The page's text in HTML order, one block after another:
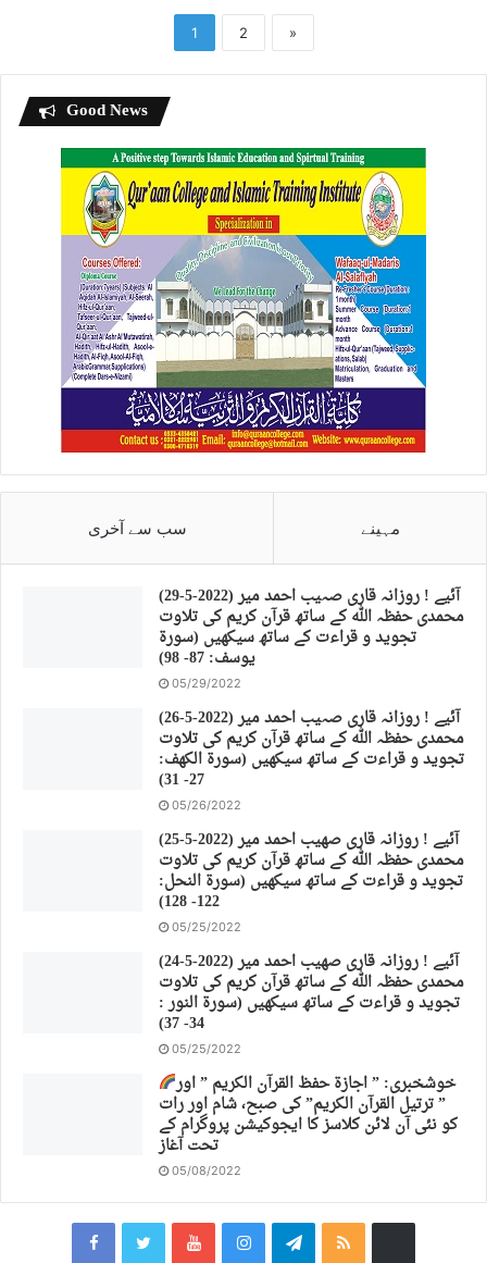
1 2 »
Good News
سب سے آخری مہینے
(29-5-2022) آئیے ! روزانہ قاری صہیب احمد میر
محمدی حفظہ اللہ کے ساتھ قرآن کریم کی تلاوت
تجوید و قراءت کے ساتھ سیکھیں (سورة
يوسف: 87- 98)
05/29/2022
(26-5-2022) آئیے ! روزانہ قاری صہیب احمد میر
محمدی حفظہ اللہ کے ساتھ قرآن کریم کی تلاوت
تجوید و قراءت کے ساتھ سیکھیں (سورة الكهف:
27- 31)
05/26/2022
(25-5-2022) آئیے ! روزانہ قاری صهیب احمد میر
محمدی حفظہ اللہ کے ساتھ قرآن کریم کی تلاوت
تجوید و قراءت کے ساتھ سیکھیں (سورة النحل:
122- 128)
05/25/2022
(24-5-2022) آئیے ! روزانہ قاری صهیب احمد میر
محمدی حفظہ اللہ کے ساتھ قرآن کریم کی تلاوت
تجوید و قراءت کے ساتھ سیکھیں (سورة النور :
34- 37)
05/25/2022
خوشخبری: ” اجازة حفظ القرآن الكريم ” اور
” ترتیل القرآن الكريم” کی صبح، شام اور رات
کو نئی آن لائن کلاسز کا ایجوکیشن پروگرام کے
تحت آغاز
05/08/2022